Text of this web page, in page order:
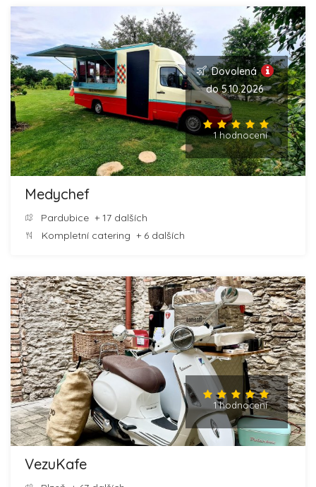
Dovolená
do 5.10.2026
1 hodnocení
Medychef
Pardubice + 17 dalších
Kompletní catering + 6 dalších
1 hodnocení
VezuKafe